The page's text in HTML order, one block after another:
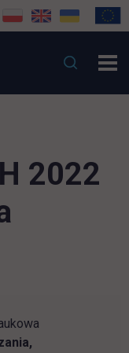
2022